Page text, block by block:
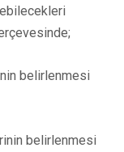
belirlenmesi
belirlenmesi